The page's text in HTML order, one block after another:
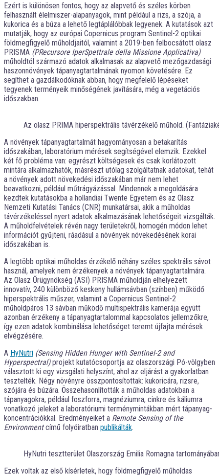
Ezért is különösen fontos, hogy az alapvető és széles körben
felhasznált élelmiszer-alapanyagok, mint például a rizs, a szója, a
kukorica és a búza a lehető legtáplálóbbak legyenek. A kutatások azt
mutatják, hogy az európai Copernicus program Sentinel-2 optikai
földmegfigyelő műholdjaitól, valamint a 2019-ben felbocsátott olasz
PRISMA (PRecursore IperSpettrale della Missione Applicativa)
műholdtól származó adatok alkalmasak az alapvető mezőgazdasági
haszonnövények tápanyagtartalmának nyomon követésére. Ez
segíthet a gazdálkodóknak abban, hogy megfelelő lépéseket
tegyenek terményeik minőségének javítására, még a vegetációs
időszakban.
Az olasz PRIMA hiperspektrális távérzékelő műhold.
A növények tápanyagtartalmát hagyományosan a betakarítás
időszakában, laboratórium mérések segítségével elemzik. Ezekkel
két fő probléma van: egyrészt költségesek és csak korlátozott
mintára alkalmazhatók, másrészt utólag szolgáltatnak adatokat, tehát
a növények adott növekedési időszakában már nem lehet
beavatkozni, például műtrágyázással. Mindennek a megoldására
kezdtek kutatásokba a hollandiai Twente Egyetem és az Olasz
Nemzeti Kutatási Tanács (CNR) munkatársai, akik a műholdas
távérzékeléssel nyert adatok alkalmazásának lehetőségeit vizsgálták.
A műholdfelvételek révén nagy területekről, homogén módon lehet
információt gyűjteni, ráadásul a növények növekedésének korai
időszakában is.
A legtöbb optikai műholdas érzékelő néhány széles spektrális sávot
használ, amelyek nem érzékenyek a növények tápanyagtartalmára.
Az Olasz Űrügynökség (ASI) PRISMA műholdján elhelyezett
innovatív, 240 különböző keskeny hullámsávban (színben) működő
hiperspektrális műszer, valamint a Copernicus Sentinel-2
műholdpáros 13 sávban működő multispektrális kamerája együtt
azonban érzékeny a tápanyagtartalommal kapcsolatos jellemzőkre,
így ezen adatok kombinálása lehetőséget teremt újfajta mérések
elvégzésére.
A HyNutri (Sensing Hidden Hunger with Sentinel-2 and
Hyperspectral)projekt kutatócsoportja az olaszországi Pó-völgyben
választott ki egy vizsgálati helyszínt, ahol az eljárást a gyakorlatban
tesztelték. Négy növényre összpontosítottak: kukoricára, rizsre,
szójára és búzára. Összehasonlították a műholdas adatokban a
tápanyagokra, például foszforra, magnéziumra, cinkre és káliumra
vonatkozó jeleket a laboratóriumi terménymintákban mért tápanyag-
koncentrációkkal. Eredményeiket a Remote Sensing of the
Environmentcímű folyóiratban publikálták.
HyNutri tesztterület Olaszország Emilia Romagna
Ezek voltak az első kísérletek, hogy földmegfigyelő műholdas